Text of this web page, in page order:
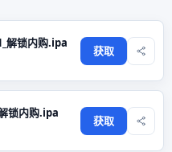
解锁内购.ipa
获取
锁内购.ipa
获取